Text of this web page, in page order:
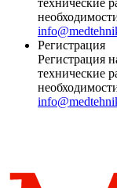
технические
Регистрация
Регистрация
технические